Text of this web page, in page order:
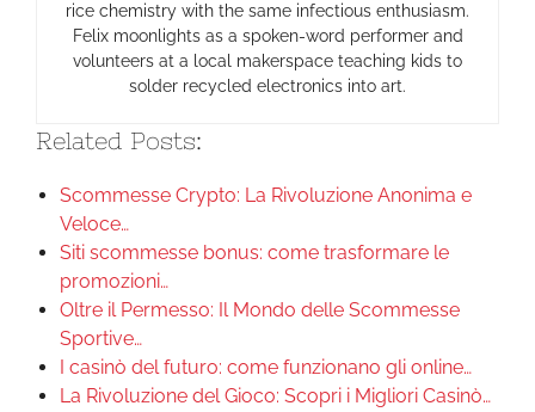
rice chemistry with the same infectious enthusiasm.
Felix moonlights as a spoken-word performer and
volunteers at a local makerspace teaching kids to
solder recycled electronics into art.
Related Posts:
Scommesse Crypto: La Rivoluzione Anonima e
Veloce…
Siti scommesse bonus: come trasformare le
promozioni…
Oltre il Permesso: Il Mondo delle Scommesse
Sportive…
I casinò del futuro: come funzionano gli online…
La Rivoluzione del Gioco: Scopri i Migliori Casinò…